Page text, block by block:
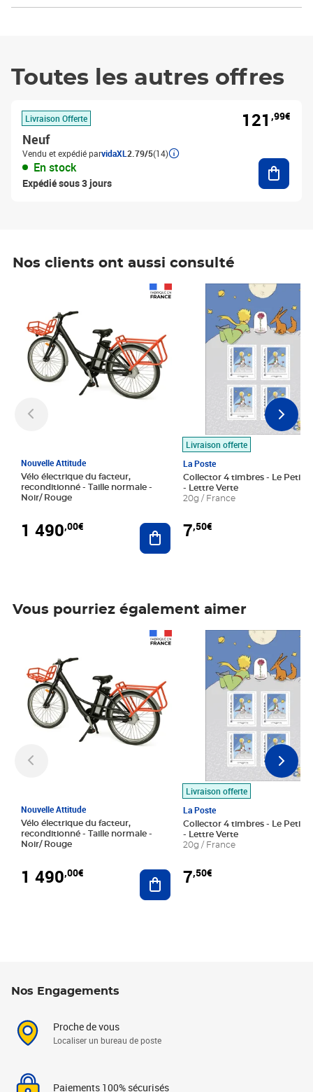
Toutes les autres offres
Livraison Offerte
Neuf
Vendu et expédié parvidaXL 2.79/5(14)
En stock
Expédié sous 3 jours
121 ,99€
Nos clients ont aussi consulté
Nouvelle Attitude
Vélo électrique du facteur,
reconditionné - Taille normale -
Noir/ Rouge
1 490,00€ Ajouter au panier
Livraison offerte
La Poste
Collector 4 timbres - Le Petit
- Lettre Verte
20g / France
7,50€
Prix 7,50€
Vous pourriez également aimer
Nouvelle Attitude
Vélo électrique du facteur,
reconditionné - Taille normale -
Noir/ Rouge
1 490,00€ Ajouter au panier
Livraison offerte
La Poste
Collector 4 timbres - Le Petit
- Lettre Verte
20g / France
7,50€
Prix 7,50€
Nos Engagements
Proche de vous
Localiser un bureau de poste
Paiements 100% sécurisés